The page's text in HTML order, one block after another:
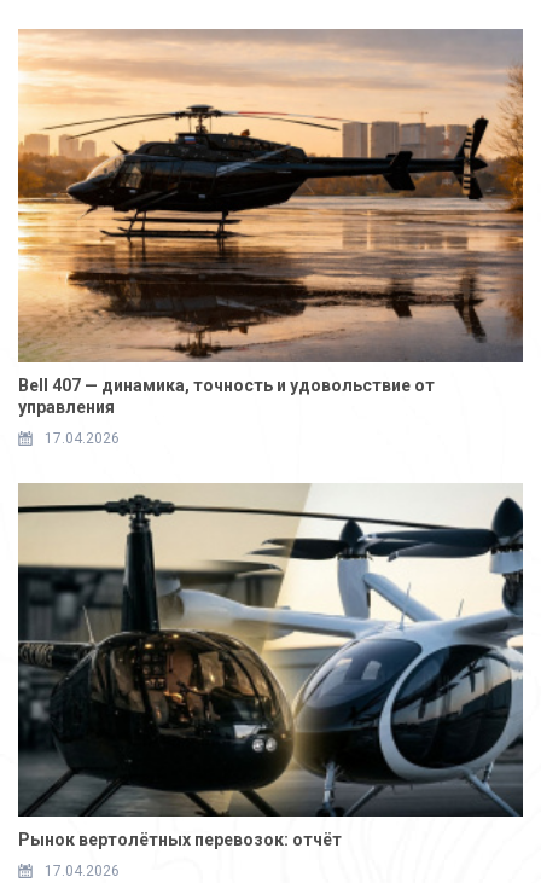
Bell 407 — динамика, точность и удовольствие от
управления
17.04.2026
Рынок вертолётных перевозок: отчёт
17.04.2026